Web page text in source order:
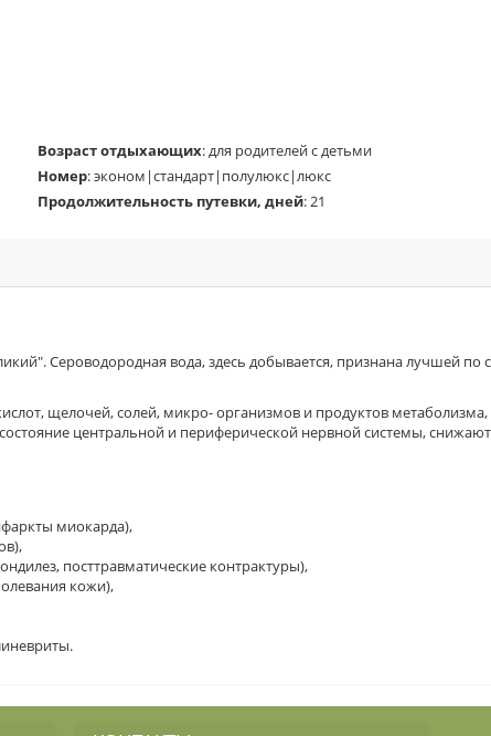
Возраст отдыхающих:для родителей с детьми
Номер:эконом|стандарт|полулюкс|люкс
Продолжительность путевки, дней:21
Сероводородная вода, здесь добывается, признана лучшей по
щелочей, солей, микро- организмов и продуктов
центральной и периферической нервной системы,
миокарда),
посттравматические контрактуры),
кожи),